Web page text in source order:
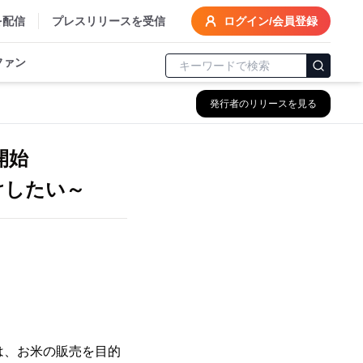
配信 プレスリリースを受信 ログイン/会員登録
ァン
発行者のリリースを見る
始
たい～
お米の販売を目的